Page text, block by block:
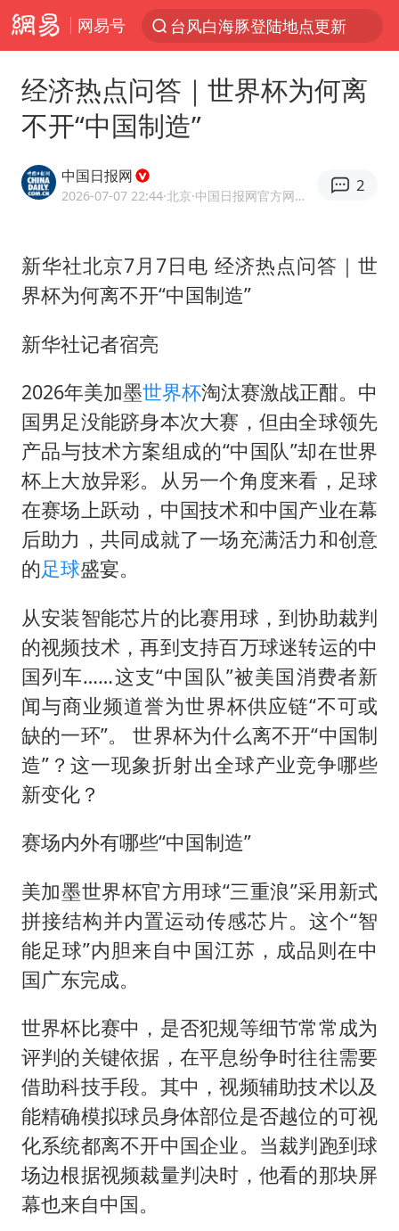
网易号
台风白海豚登陆地点更新
台风白海豚进入48小时警戒线
看守所辅警收受10万获刑1年
五粮液渠道价一箱上涨近百元
法国将禁止“未经同意的电话营销”
我国编制完成新版全月地质图
“深圳地面沉降致车辆损坏”不实
外交部发言人就广岛核爆81周年等答记者问
中国“五箭齐发”反制美国
多地要求领导干部带头休假
奋进开新局 实干挑大梁
经济热点问答｜世界杯为何离
不开“中国制造”
中国日报网
2026-07-07 22:44·北京 ·中国日报网官方网易号
2
新华社北京7月7日电 经济热点问答｜世
界杯为何离不开“中国制造”
新华社记者宿亮
2026年美加墨世界杯淘汰赛激战正酣。中
国男足没能跻身本次大赛，但由全球领先
产品与技术方案组成的“中国队”却在世界
杯上大放异彩。从另一个角度来看，足球
在赛场上跃动，中国技术和中国产业在幕
后助力，共同成就了一场充满活力和创意
的足球盛宴。
从安装智能芯片的比赛用球，到协助裁判
的视频技术，再到支持百万球迷转运的中
国列车……这支“中国队”被美国消费者新
闻与商业频道誉为世界杯供应链“不可或
缺的一环”。 世界杯为什么离不开“中国制
造”？这一现象折射出全球产业竞争哪些
新变化？
赛场内外有哪些“中国制造”
美加墨世界杯官方用球“三重浪”采用新式
拼接结构并内置运动传感芯片。这个“智
能足球”内胆来自中国江苏，成品则在中
国广东完成。
世界杯比赛中，是否犯规等细节常常成为
评判的关键依据，在平息纷争时往往需要
借助科技手段。其中，视频辅助技术以及
能精确模拟球员身体部位是否越位的可视
化系统都离不开中国企业。当裁判跑到球
场边根据视频裁量判决时，他看的那块屏
幕也来自中国。